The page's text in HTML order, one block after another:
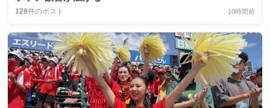
128件のポスト 10時間前